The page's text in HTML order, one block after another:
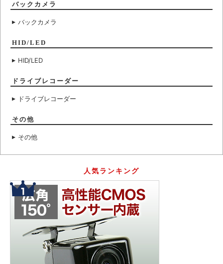
バックカメラ
バックカメラ
HID/LED
HID/LED
ドライブレコーダー
ドライブレコーダー
その他
その他
人気ランキング